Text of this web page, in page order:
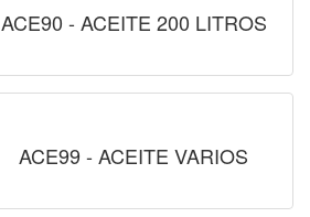
ACE90 - ACEITE 200 LITROS
ACE99 - ACEITE VARIOS